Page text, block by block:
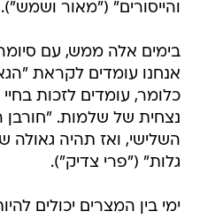
והייסורים" ("מאור ושמש").
בימים אלה ממש, עם
אנחנו עומדים לקראת
כלומר, עומדים לזכות
נצחית של שלמות. "חורבן
השלישי, ואז תהיה
גלות" ("פרי צדיק").
ימי בין המצרים יכולים